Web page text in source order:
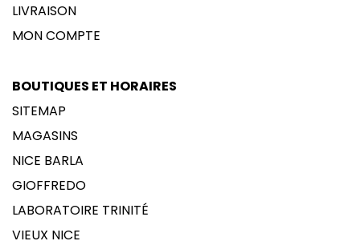
LIVRAISON
MON COMPTE
BOUTIQUES ET HORAIRES
SITEMAP
MAGASINS
NICE BARLA
GIOFFREDO
LABORATOIRE TRINITÉ
VIEUX NICE